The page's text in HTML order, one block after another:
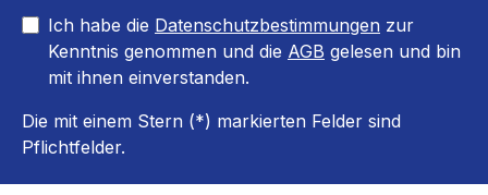
Ich habe die Datenschutzbestimmungen zur
Kenntnis genommen und die AGB gelesen und bin
mit ihnen einverstanden.
Die mit einem Stern (*) markierten Felder sind
Pflichtfelder.